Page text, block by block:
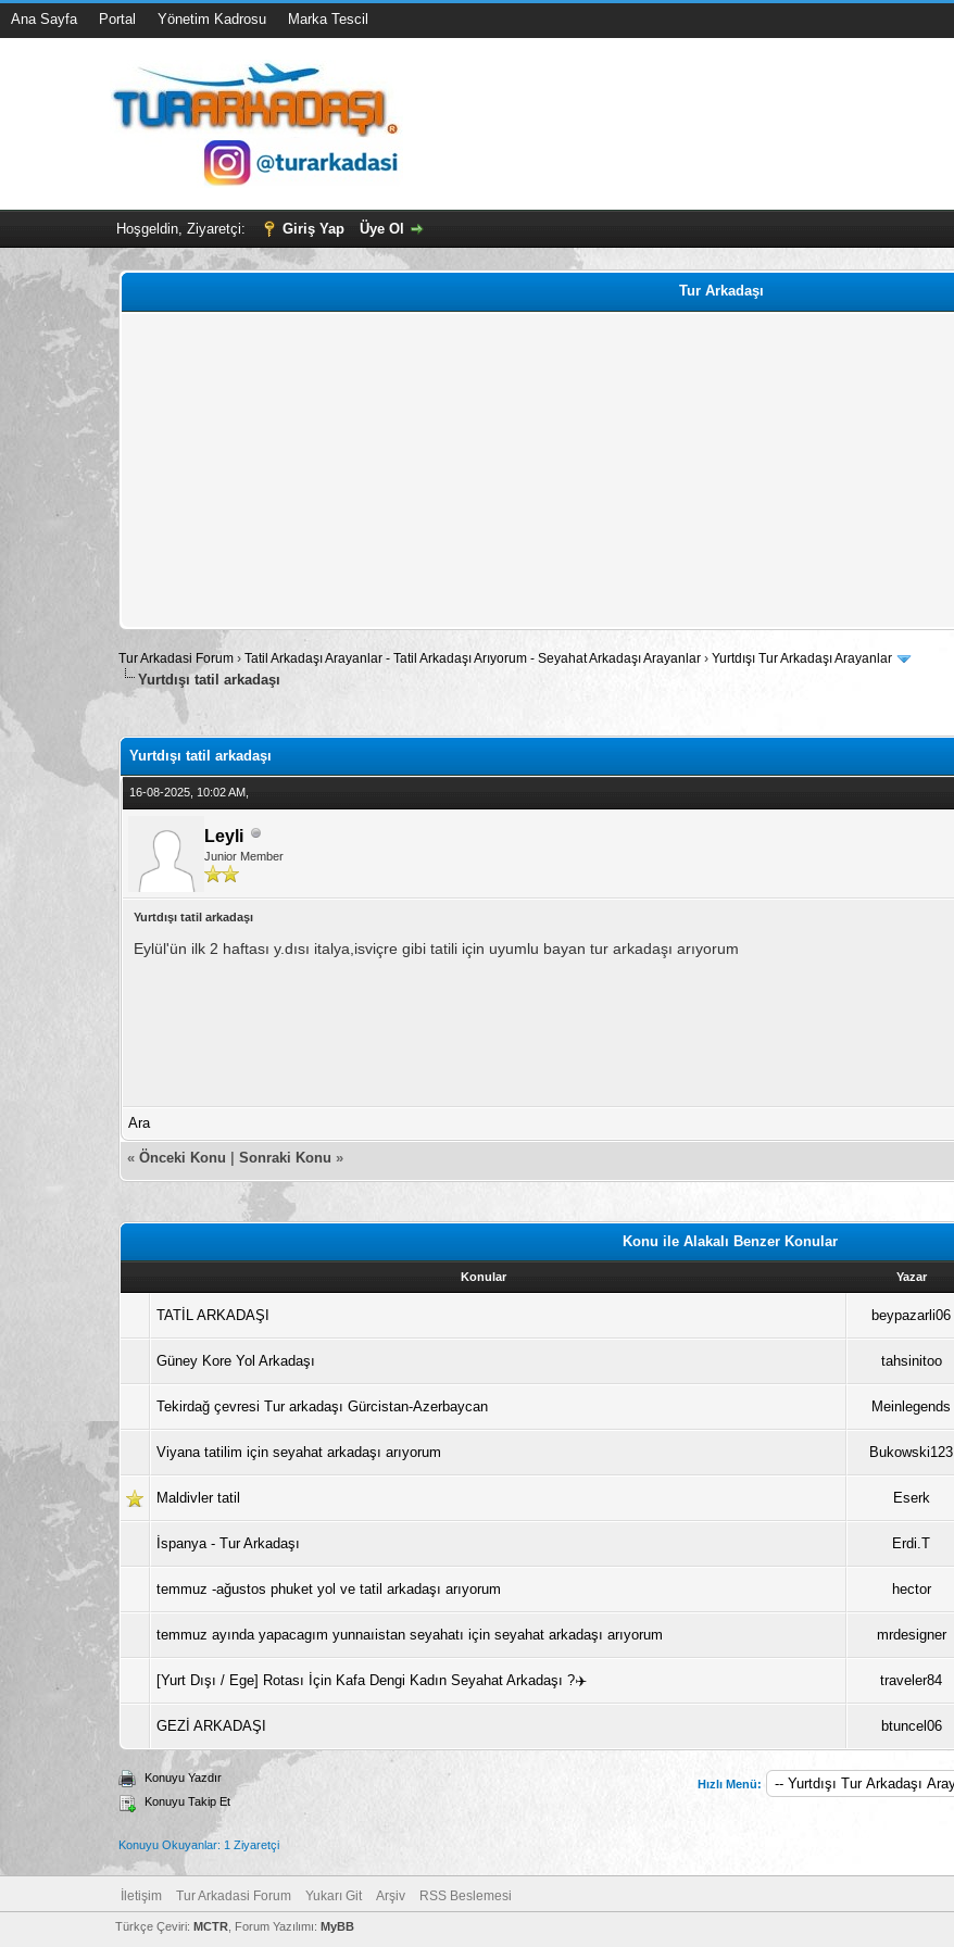
Ana Sayfa Portal Yönetim Kadrosu Marka Tescil
Hoşgeldin, Ziyaretçi: Giriş Yap Üye Ol
Tur Arkadaşı
Tur Arkadasi Forum ›Tatil Arkadaşı Arayanlar - Tatil Arkadaşı Arıyorum - Seyahat Arkadaşı Arayanlar›Yurtdışı Tur Arkadaşı Arayanlar
Yurtdışı tatil arkadaşı
Toplam: 0 Oy - Ortalama: 0
Yurtdışı tatil arkadaşı
16-08-2025, 10:02 AM,
Leyli
Junior Member
Yurtdışı tatil arkadaşı
Eylül'ün ilk 2 haftası y.dısı italya,isviçre gibi tatili için uyumlu bayan tur arkadaşı arıyorum
Ara
«Önceki Konu |Sonraki Konu »
Konu ile Alakalı Benzer Konular
Konular Yazar
TATİL ARKADAŞI beypazarli06
Güney Kore Yol Arkadaşı tahsinitoo
Tekirdağ çevresi Tur arkadaşı Gürcistan-Azerbaycan Meinlegends
Viyana tatilim için seyahat arkadaşı arıyorum Bukowski123
Maldivler tatil Eserk
İspanya - Tur Arkadaşı Erdi.T
temmuz -ağustos phuket yol ve tatil arkadaşı arıyorum hector
temmuz ayında yapacagım yunnaıistan seyahatı için seyahat arkadaşı arıyorum mrdesigner
[Yurt Dışı / Ege] Rotası İçin Kafa Dengi Kadın Seyahat Arkadaşı ?✈️ traveler84
GEZİ ARKADAŞI btuncel06
Konuyu Yazdır
Konuyu Takip Et
Hızlı Menü:
Konuyu Okuyanlar: 1 Ziyaretçi
İletişim Tur Arkadasi Forum Yukarı Git Arşiv RSS Beslemesi
Türkçe Çeviri: MCTR, Forum Yazılımı: MyBB